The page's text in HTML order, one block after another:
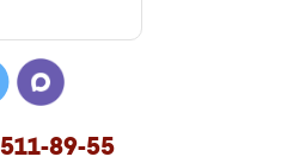
511-89-55